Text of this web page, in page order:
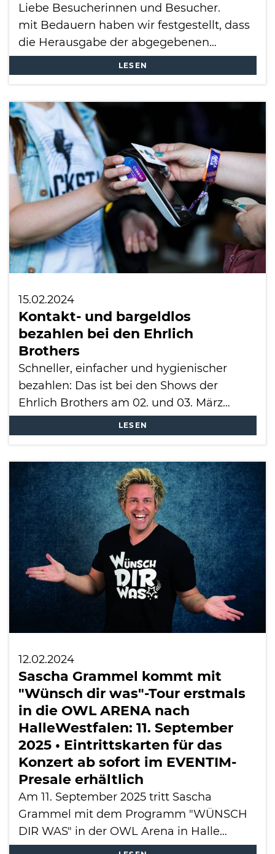
Liebe Besucherinnen und Besucher.
mit Bedauern haben wir festgestellt, dass
die Herausgabe der abgegebenen…
LESEN
15.02.2024
Kontakt- und bargeldlos
bezahlen bei den Ehrlich
Brothers
Schneller, einfacher und hygienischer
bezahlen: Das ist bei den Shows der
Ehrlich Brothers am 02. und 03. März…
LESEN
12.02.2024
Sascha Grammel kommt mit
"Wünsch dir was"-Tour erstmals
in die OWL ARENA nach
HalleWestfalen: 11. September
2025 • Eintrittskarten für das
Konzert ab sofort im EVENTIM-
Presale erhältlich
Am 11. September 2025 tritt Sascha
Grammel mit dem Programm "WÜNSCH
DIR WAS" in der OWL Arena in Halle…